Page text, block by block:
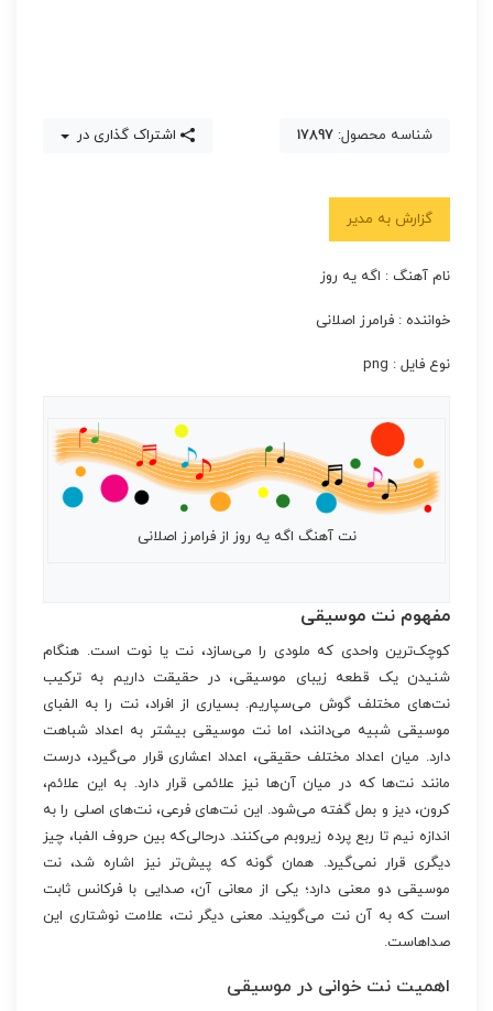
شناسه محصول: 17897 اشتراک گذاری در
گزارش به مدیر
نام آهنگ : اگه یه روز
خواننده : فرامرز اصلانی
نوع فایل : png
نت آهنگ اگه یه روز از فرامرز اصلانی
مفهوم نت موسیقی
کوچک‌ترین واحدی که ملودی را می‌سازد، نت یا نوت است. هنگام
شنیدن یک قطعه زیبای موسیقی، در حقیقت داریم به ترکیب
نت‌های مختلف گوش می‌سپاریم. بسیاری از افراد، نت را به الفبای
موسیقی شبیه می‌دانند، اما نت موسیقی بیشتر به اعداد شباهت
دارد. میان اعداد مختلف حقیقی، اعداد اعشاری قرار می‌گیرد، درست
مانند نت‌ها که در میان آن‌ها نیز علائمی قرار دارد. به این علائم،
کرون، دیز و بمل گفته می‌شود. این نت‌های فرعی، نت‌های اصلی را به
اندازه نیم تا ربع پرده زیروبم می‌کنند. درحالی‌که بین حروف الفبا، چیز
دیگری قرار نمی‌گیرد. همان گونه که پیش‌تر نیز اشاره شد، نت
موسیقی دو معنی دارد؛ یکی از معانی آن، صدایی با فرکانس ثابت
است که به آن نت می‌گویند. معنی دیگر نت، علامت نوشتاری این
صداهاست.
اهمیت نت خوانی در موسیقی